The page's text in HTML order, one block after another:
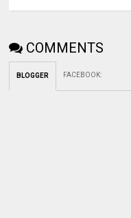
COMMENTS
BLOGGER FACEBOOK: